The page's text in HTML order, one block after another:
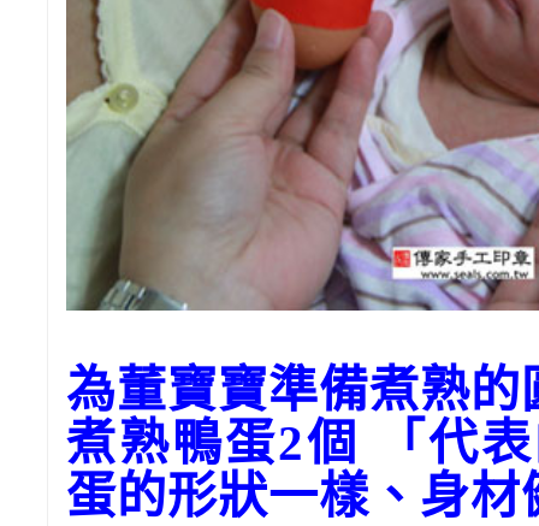
為董寶寶準備煮熟
煮熟鴨蛋2個 「代
蛋的形狀一樣、身材